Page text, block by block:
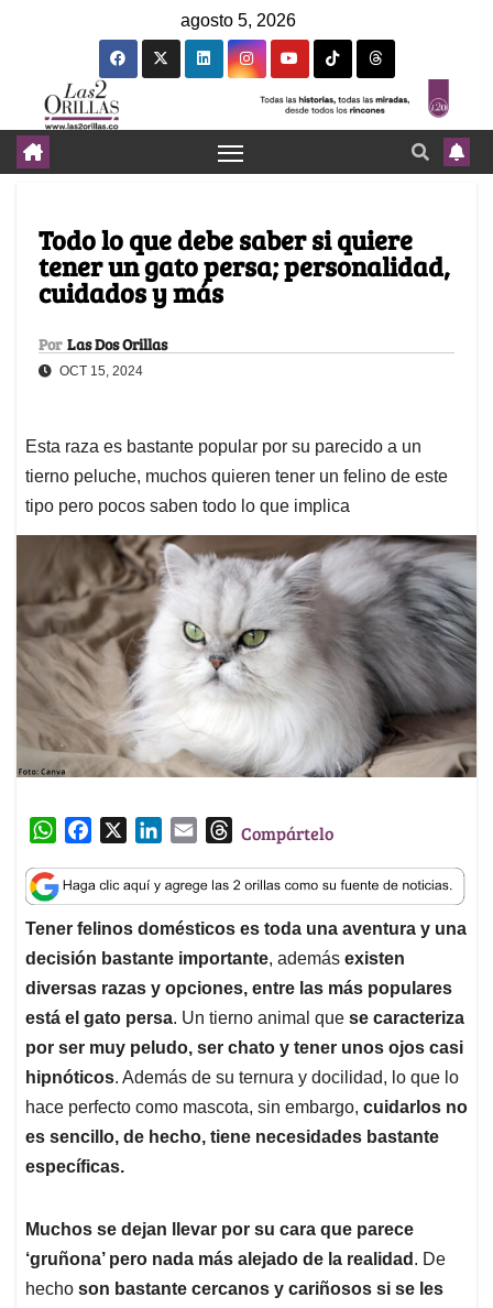
agosto 5, 2026
Todo lo que debe saber si quiere
tener un gato persa; personalidad,
cuidados y más
Por Las Dos Orillas
OCT 15, 2024
Esta raza es bastante popular por su parecido a un
tierno peluche, muchos quieren tener un felino de este
tipo pero pocos saben todo lo que implica
W
a
t
s
A
p
p
c
e
b
o
o
k
n
k
e
d
I
n
a
i
l
T
r
e
a
d
s
Compártelo
Tener felinos domésticos es toda una aventura y una
decisión bastante importante, además existen
diversas razas y opciones, entre las más populares
está el gato persa. Un tierno animal que se caracteriza
por ser muy peludo, ser chato y tener unos ojos casi
hipnóticos. Además de su ternura y docilidad, lo que lo
hace perfecto como mascota, sin embargo, cuidarlos no
es sencillo, de hecho, tiene necesidades bastante
específicas.
Muchos se dejan llevar por su cara que parece
‘gruñona’ pero nada más alejado de la realidad . De
hecho son bastante cercanos y cariñosos si se les